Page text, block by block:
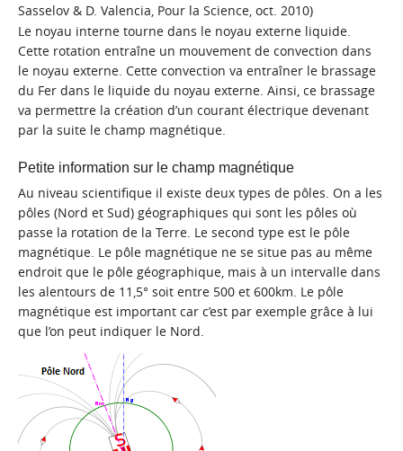
Sasselov & D. Valencia, Pour la Science, oct. 2010)
Le noyau interne tourne dans le noyau externe liquide.
Cette rotation entraîne un mouvement de convection dans
le noyau externe. Cette convection va entraîner le brassage
du Fer dans le liquide du noyau externe. Ainsi, ce brassage
va permettre la création d’un courant électrique devenant
par la suite le champ magnétique.
Petite information sur le champ magnétique
Au niveau scientifique il existe deux types de pôles. On a les
pôles (Nord et Sud) géographiques qui sont les pôles où
passe la rotation de la Terre. Le second type est le pôle
magnétique. Le pôle magnétique ne se situe pas au même
endroit que le pôle géographique, mais à un intervalle dans
les alentours de 11,5° soit entre 500 et 600km. Le pôle
magnétique est important car c’est par exemple grâce à lui
que l’on peut indiquer le Nord.